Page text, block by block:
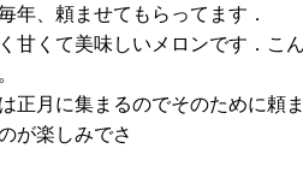
年、頼ませてもらってます．
甘くて美味しいメロンです．こ
正月に集まるのでそのために頼
が楽しみでさ